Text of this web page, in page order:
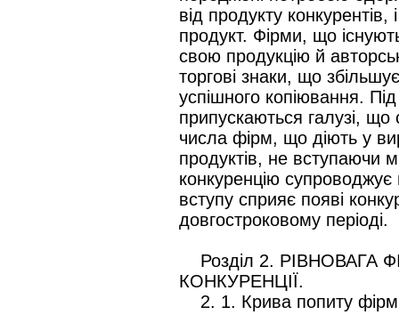
від продукту
продукт. Фірми, що
свою продукцію й
торгові знаки, що
успішного копіювання.
припускаються галузі,
числа фірм, що діють у
продуктів, не вступаючи
конкуренцію супроводжує
вступу сприяє появі
довгостроковому періоді.
Розділ 2. РІВНОВАГА
КОНКУРЕНЦІЇ.
2. 1. Крива попиту